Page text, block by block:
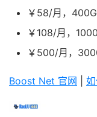
￥58/月，400G
￥108/月，
￥500/月，
Boost Net 官网